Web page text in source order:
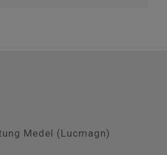
Medel (Lucmagn)